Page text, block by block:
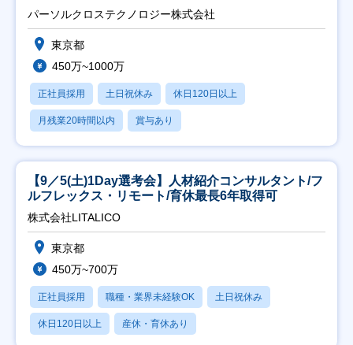
パーソルクロステクノロジー株式会社
東京都
450万~1000万
正社員採用 土日祝休み 休日120日以上
月残業20時間以内 賞与あり
【9／5(土)1Day選考会】人材紹介コンサルタント/フ
ルフレックス・リモート/育休最長6年取得可
株式会社LITALICO
東京都
450万~700万
正社員採用 職種・業界未経験OK 土日祝休み
休日120日以上 産休・育休あり